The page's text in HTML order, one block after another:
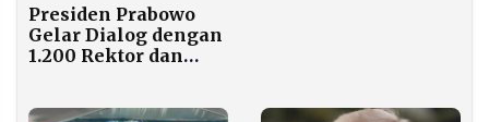
Presiden Prabowo
Gelar Dialog dengan
1.200 Rektor dan